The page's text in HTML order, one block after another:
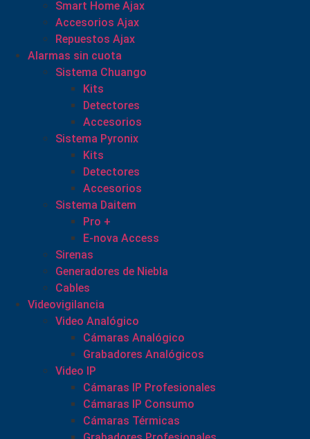
Smart Home Ajax
Accesorios Ajax
Repuestos Ajax
Alarmas sin cuota
Sistema Chuango
Kits
Detectores
Accesorios
Sistema Pyronix
Kits
Detectores
Accesorios
Sistema Daitem
Pro +
E-nova Access
Sirenas
Generadores de Niebla
Cables
Videovigilancia
Video Analógico
Cámaras Analógico
Grabadores Analógicos
Video IP
Cámaras IP Profesionales
Cámaras IP Consumo
Cámaras Térmicas